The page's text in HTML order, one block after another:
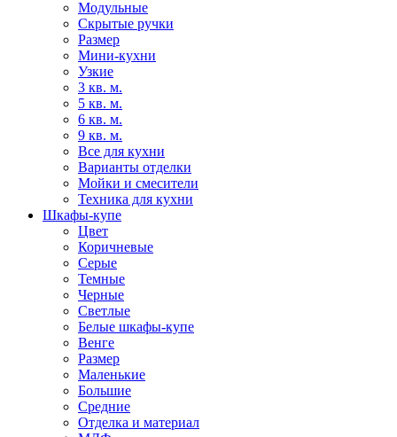
Модульные
Скрытые ручки
Размер
Мини-кухни
Узкие
3 кв. м.
5 кв. м.
6 кв. м.
9 кв. м.
Все для кухни
Варианты отделки
Мойки и смесители
Техника для кухни
Шкафы-купе
Цвет
Коричневые
Серые
Темные
Черные
Светлые
Белые шкафы-купе
Венге
Размер
Маленькие
Большие
Средние
Отделка и материал